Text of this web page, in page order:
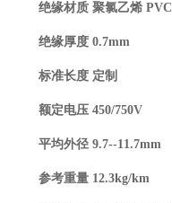
绝缘材质 聚氯乙烯 PVC
绝缘厚度 0.7mm
标准长度 定制
额定电压 450/750V
平均外径 9.7--11.7mm
参考重量 12.3kg/km